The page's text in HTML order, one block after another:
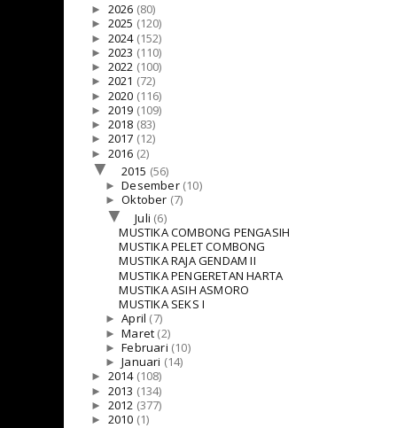
► 2026 (80)
► 2025 (120)
► 2024 (152)
► 2023 (110)
► 2022 (100)
► 2021 (72)
► 2020 (116)
► 2019 (109)
► 2018 (83)
► 2017 (12)
► 2016 (2)
▼ 2015 (56)
►Desember (10)
►Oktober (7)
▼Juli (6)
MUSTIKA COMBONG PENGASIH
MUSTIKA PELET COMBONG
MUSTIKA RAJA GENDAM II
MUSTIKA PENGERETAN HARTA
MUSTIKA ASIH ASMORO
MUSTIKA SEKS I
►April (7)
►Maret (2)
►Februari (10)
►Januari (14)
► 2014 (108)
► 2013 (134)
► 2012 (377)
► 2010 (1)